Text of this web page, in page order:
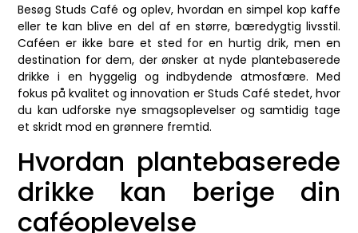
Besøg Studs Café og oplev, hvordan en simpel kop kaffe
eller te kan blive en del af en større, bæredygtig livsstil.
Caféen er ikke bare et sted for en hurtig drik, men en
destination for dem, der ønsker at nyde plantebaserede
drikke i en hyggelig og indbydende atmosfære. Med
fokus på kvalitet og innovation er Studs Café stedet, hvor
du kan udforske nye smagsoplevelser og samtidig tage
et skridt mod en grønnere fremtid.
Hvordan plantebaserede
drikke kan berige din
caféoplevelse